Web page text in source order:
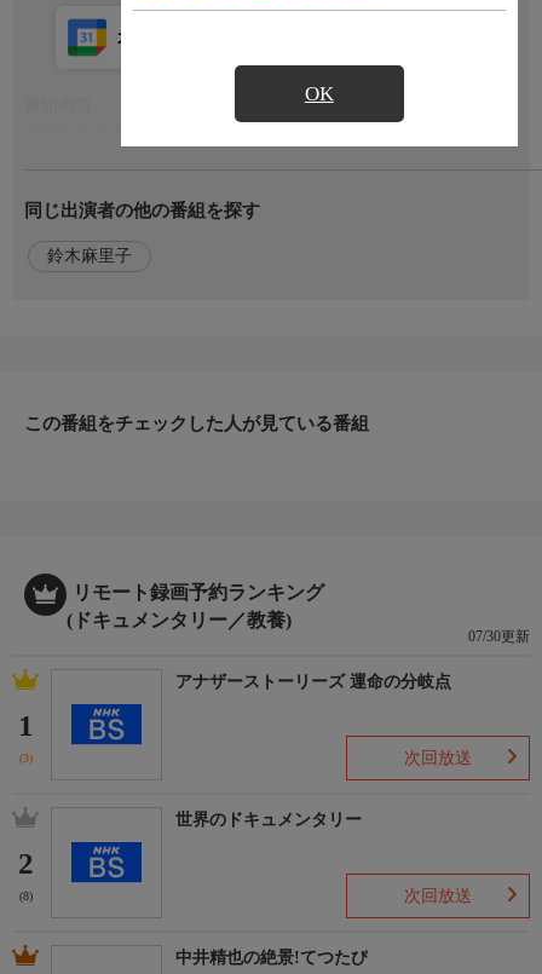
OK
カレンダー登録
れる白い川を渡り、お花畑を越え登っていく。ハイマツ帯は、松
ぼっくりが大好物のエゾシマリスの住処だ。ゴツゴツした溶岩の
岩場の登り、羅臼岳の山頂を極める!東に続く知床連山の山並み
同じ出演者の他の番組を探す
鈴木麻里子
この番組をチェックした人が見ている番組
リモート録画予約ランキング
(ドキュメンタリー／教養)
07/30更新
1
(3)
アナザーストーリーズ 運命の分岐点
次回放送
2
(8)
世界のドキュメンタリー
次回放送
中井精也の絶景!てつたび